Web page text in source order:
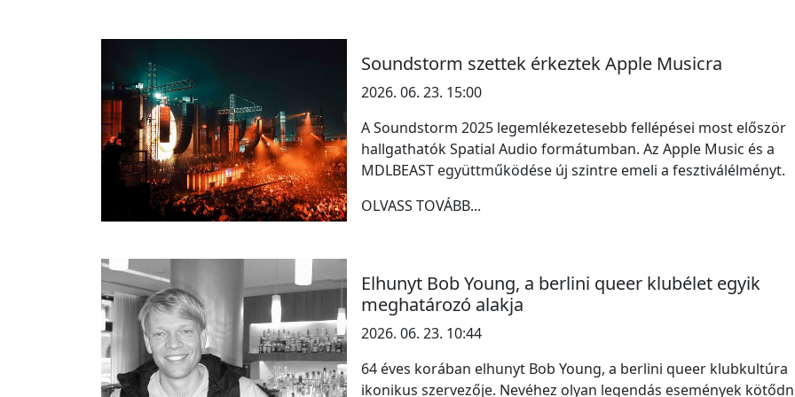
Soundstorm szettek érkeztek Apple Musicra
2026. 06. 23. 15:00
A Soundstorm 2025 legemlékezetesebb fellépései most először
hallgathatók Spatial Audio formátumban. Az Apple Music és a
MDLBEAST együttműködése új szintre emeli a fesztiválélményt.
OLVASS TOVÁBB...
Elhunyt Bob Young, a berlini queer klubélet egyik
meghatározó alakja
2026. 06. 23. 10:44
64 éves korában elhunyt Bob Young, a berlini queer klubkultúra
ikonikus szervezője. Nevéhez olyan legendás események